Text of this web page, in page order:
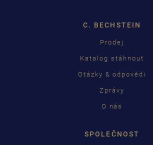
C. BECHSTEIN
Prodej
Katalog stáhnout
Otázky & odpovědi
Zprávy
O nás
SPOLEČNOST